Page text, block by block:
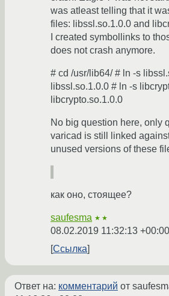
was atleast telling that it
files: libssl.so.1.0.0 and
I created symbollinks to
does not crash anymore.
# cd /usr/lib64/ # ln -s
libssl.so.1.0.0 # ln -s
libcrypto.so.1.0.0
No big question here, only
varicad is still linked
unused versions of these
как оно, стоящее?
saufesma ★★
08.02.2019 11:32:13 +00:00
Ссылка
Ответ на: комментарий от